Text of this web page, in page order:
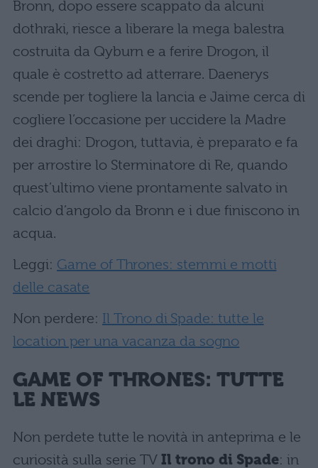
Bronn, dopo essere scappato da alcuni
dothraki, riesce a liberare la mega balestra
costruita da Qyburn e a ferire Drogon, il
quale è costretto ad atterrare. Daenerys
scende per togliere la lancia e Jaime cerca di
cogliere l’occasione per uccidere la Madre
dei draghi: Drogon, tuttavia, è preparato e fa
per arrostire lo Sterminatore di Re, quando
quest’ultimo viene prontamente salvato in
calcio d’angolo da Bronn e i due finiscono in
acqua.
Leggi: Game of Thrones: stemmi e motti
delle casate
Non perdere: Il Trono di Spade: tutte le
location per una vacanza da sogno
GAME OF THRONES: TUTTE
LE NEWS
Non perdete tutte le novità in anteprima e le
curiosità sulla serie TV Il trono di Spade: in